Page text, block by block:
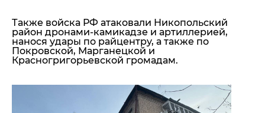
Также войска РФ атаковали Никопольский
район дронами-камикадзе и артиллерией,
нанося удары по райцентру, а также по
Покровской, Марганецкой и
Красногригорьевской громадам.